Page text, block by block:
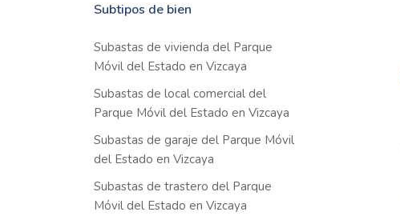
Subtipos de bien
Subastas de vivienda del Parque
Móvil del Estado en Vizcaya
Subastas de local comercial del
Parque Móvil del Estado en Vizcaya
Subastas de garaje del Parque Móvil
del Estado en Vizcaya
Subastas de trastero del Parque
Móvil del Estado en Vizcaya